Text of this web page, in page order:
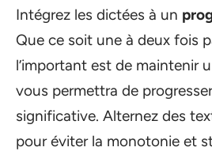
Intégrez les dictées à un
Que ce soit une à deux fois
l’important est de maintenir
vous permettra de
significative. Alternez des
pour éviter la monotonie et